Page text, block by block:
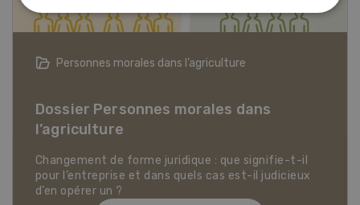
Articles biologiques
Dossier Articles biologiques